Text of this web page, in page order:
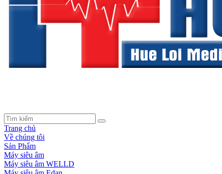
Trang chủ
Về chúng tôi
Sản Phẩm
Máy siêu âm
Máy siêu âm WELLD